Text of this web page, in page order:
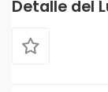
Detalle del